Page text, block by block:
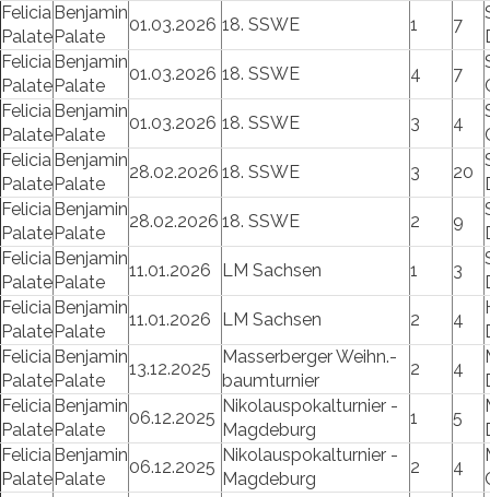
Felicia
Palate
Benjamin
Palate
01.03.2026 18. SSWE 1 7
Felicia
Palate
Benjamin
Palate
01.03.2026 18. SSWE 4 7
Felicia
Palate
Benjamin
Palate
01.03.2026 18. SSWE 3 4
Felicia
Palate
Benjamin
Palate
28.02.2026 18. SSWE 3 20
Felicia
Palate
Benjamin
Palate
28.02.2026 18. SSWE 2 9
Felicia
Palate
Benjamin
Palate
11.01.2026 LM Sachsen 1 3
Felicia
Palate
Benjamin
Palate
11.01.2026 LM Sachsen 2 4
Felicia
Palate
Benjamin
Palate
13.12.2025
Masserberger Weihn.-
baumturnier
2 4
Felicia
Palate
Benjamin
Palate
06.12.2025
Nikolauspokalturnier -
Magdeburg
1 5
Felicia
Palate
Benjamin
Palate
06.12.2025
Nikolauspokalturnier -
Magdeburg
2 4